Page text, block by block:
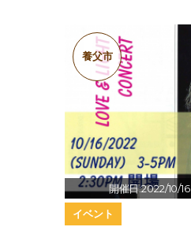
開催日:2022/10/16
養父市
イベント